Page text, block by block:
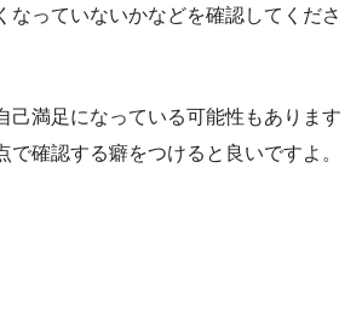
なっていないかなどを確認してくださ
己満足になっている可能性もあります
で確認する癖をつけると良いですよ。